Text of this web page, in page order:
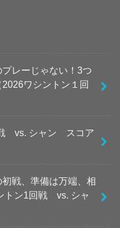
プレーじゃない！3つ
ワシントン１回
vs. シャン スコア
初戦、準備は万端、相
トン1回戦 vs. シャ